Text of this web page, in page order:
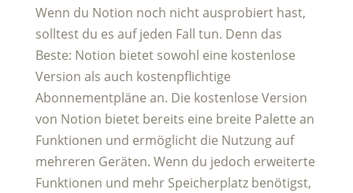
Wenn du Notion noch nicht ausprobiert hast,
solltest du es auf jeden Fall tun. Denn das
Beste: Notion bietet sowohl eine kostenlose
Version als auch kostenpflichtige
Abonnementpläne an. Die kostenlose Version
von Notion bietet bereits eine breite Palette an
Funktionen und ermöglicht die Nutzung auf
mehreren Geräten. Wenn du jedoch erweiterte
Funktionen und mehr Speicherplatz benötigst,